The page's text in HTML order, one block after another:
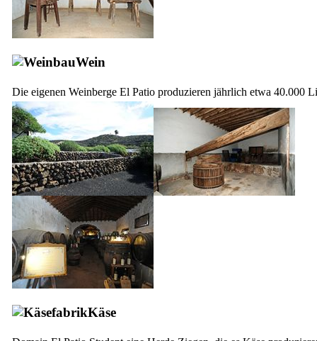
Wein
Die eigenen Weinberge El Patio produzieren jährlich etwa 40.000
Käse